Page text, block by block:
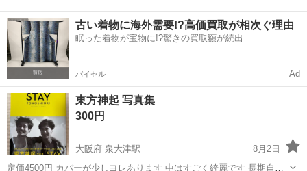
古い着物に海外需要!?高価買取が相次ぐ理由
眠った着物が宝物に!?驚きの買取額が続出
バイセル Ad
東方神起 写真集
300円
大阪府 泉大津駅
8月2日
定価4500円 カバーが少しヨレあります 中はすごく綺麗です 長期自宅